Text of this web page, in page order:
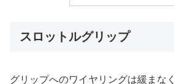
スロットルグリップ
グリップへのワイヤリングは緩まな